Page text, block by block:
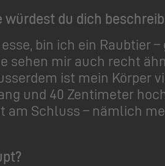
du dich
bin ich ein Raubtier
sehen mir auch recht
ist mein Körper
und 40 Zentimeter
Schluss – nämlich